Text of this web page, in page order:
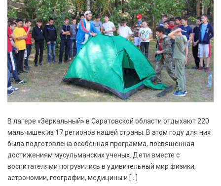
В лагере «Зеркальный» в Саратовской области отдыхают 220
мальчишек из 17 регионов нашей страны. В этом году для них
была подготовлена особенная программа, посвященная
достижениям мусульманских ученых. Дети вместе с
воспитателями погрузились в удивительный мир физики,
астрономии, географии, медицины и […]